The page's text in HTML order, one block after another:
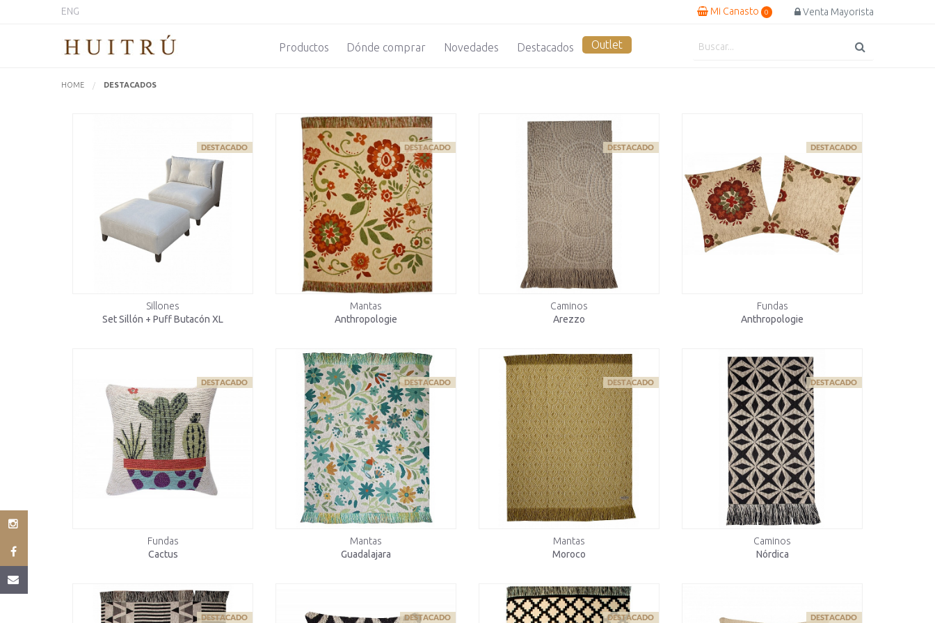
ENG Venta Mayorista
Mi Canasto 0
Productos Dónde comprar Novedades Destacados Outlet
HOME ACTUALMENTE:
DESTACADOS
Sillones
Set Sillón + Puff Butacón XL
Mantas
Anthropologie
Caminos
Arezzo
Fundas
Anthropologie
Fundas
Cactus
Mantas
Guadalajara
Mantas
Moroco
Caminos
Nórdica